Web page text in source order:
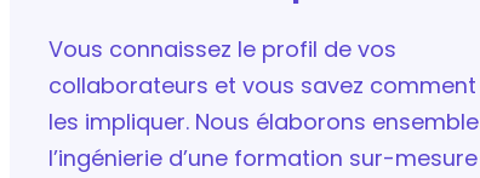
Vous connaissez le profil de vos
collaborateurs et vous savez comment
les impliquer. Nous élaborons ensemble
l’ingénierie d’une formation sur-mesure